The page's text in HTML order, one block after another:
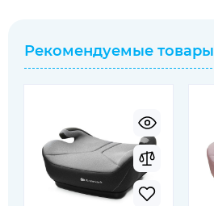
Рекомендуемые товары